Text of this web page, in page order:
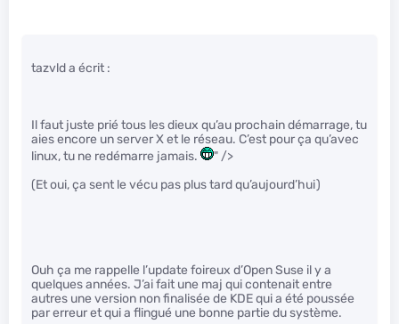
tazvld a écrit :
Il faut juste prié tous les dieux qu’au prochain démarrage, tu
aies encore un server X et le réseau. C’est pour ça qu’avec
linux, tu ne redémarre jamais.
" />
(Et oui, ça sent le vécu pas plus tard qu’aujourd’hui)
Ouh ça me rappelle l’update foireux d’Open Suse il y a
quelques années. J’ai fait une maj qui contenait entre
autres une version non finalisée de KDE qui a été poussée
par erreur et qui a flingué une bonne partie du système.